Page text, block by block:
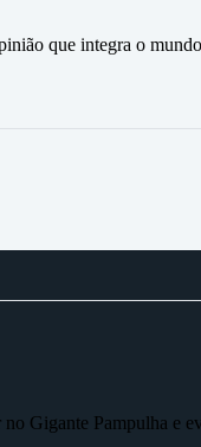
que integra o
Gigante Pampulha e